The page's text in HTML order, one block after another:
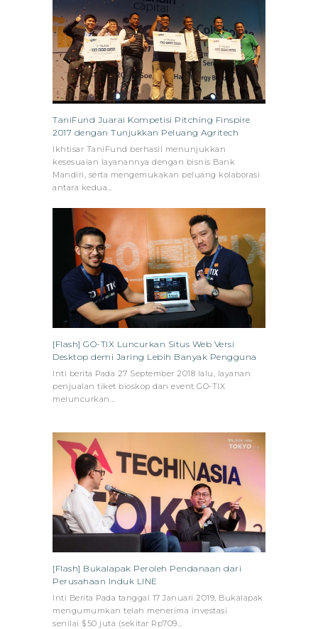
TaniFund Juarai Kompetisi Pitching Finspire
2017 dengan Tunjukkan Peluang Agritech
Ikhtisar TaniFund berhasil menunjukkan
kesesuaian layanannya dengan bisnis Bank
Mandiri, serta mengemukakan peluang kolaborasi
antara kedua…
[Flash] GO-TIX Luncurkan Situs Web Versi
Desktop demi Jaring Lebih Banyak Pengguna
Inti berita Pada 27 September 2018 lalu, layanan
penjualan tiket bioskop dan event GO-TIX
meluncurkan…
[Flash] Bukalapak Peroleh Pendanaan dari
Perusahaan Induk LINE
Inti Berita Pada tanggal 17 Januari 2019, Bukalapak
mengumumkan telah menerima investasi
senilai $50 juta (sekitar Rp709…